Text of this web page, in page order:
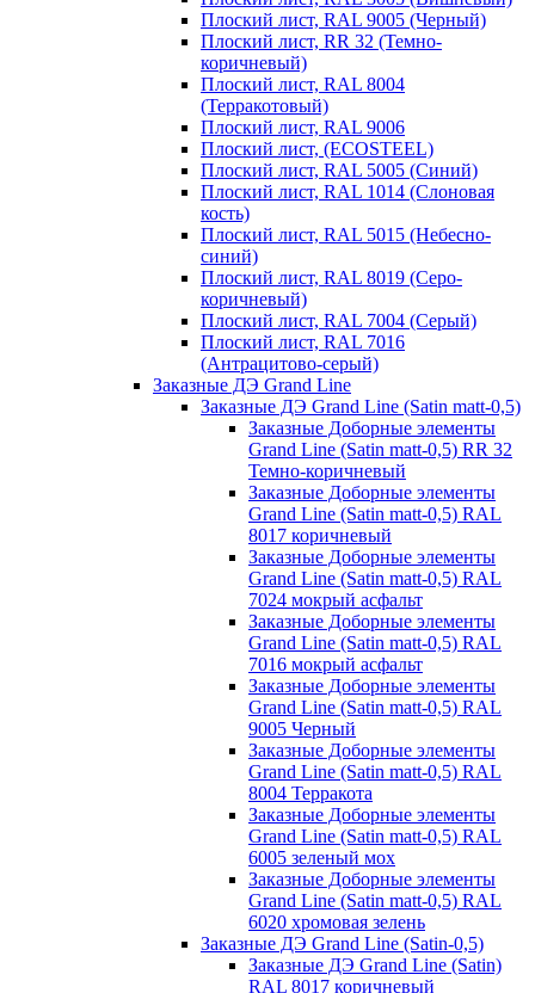
Плоский лист, RAL 9005 (Черный)
Плоский лист, RR 32 (Темно-
коричневый)
Плоский лист, RAL 8004
(Терракотовый)
Плоский лист, RAL 9006
Плоский лист, (ECOSTEEL)
Плоский лист, RAL 5005 (Синий)
Плоский лист, RAL 1014 (Слоновая
кость)
Плоский лист, RAL 5015 (Небесно-
синий)
Плоский лист, RAL 8019 (Серо-
коричневый)
Плоский лист, RAL 7004 (Серый)
Плоский лист, RAL 7016
(Антрацитово-серый)
Заказные ДЭ Grand Line
Заказные ДЭ Grand Line (Satin matt-0,5)
Заказные Доборные элементы
Grand Line (Satin matt-0,5) RR 32
Темно-коричневый
Заказные Доборные элементы
Grand Line (Satin matt-0,5) RAL
8017 коричневый
Заказные Доборные элементы
Grand Line (Satin matt-0,5) RAL
7024 мокрый асфальт
Заказные Доборные элементы
Grand Line (Satin matt-0,5) RAL
7016 мокрый асфальт
Заказные Доборные элементы
Grand Line (Satin matt-0,5) RAL
9005 Черный
Заказные Доборные элементы
Grand Line (Satin matt-0,5) RAL
8004 Терракота
Заказные Доборные элементы
Grand Line (Satin matt-0,5) RAL
6005 зеленый мох
Заказные Доборные элементы
Grand Line (Satin matt-0,5) RAL
6020 хромовая зелень
Заказные ДЭ Grand Line (Satin-0,5)
Заказные ДЭ Grand Line (Satin)
RAL 8017 коричневый